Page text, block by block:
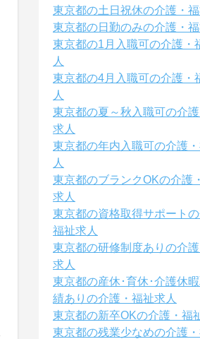
東京都の土日祝休の介護・福
東京都の日勤のみの介護・福
東京都の1月入職可の介護・
人
東京都の4月入職可の介護・
人
東京都の夏～秋入職可の介
求人
東京都の年内入職可の介護
人
東京都のブランクOKの介護
求人
東京都の資格取得サポートの
福祉求人
東京都の研修制度ありの介
求人
東京都の産休･育休･介護休
績ありの介護・福祉求人
東京都の新卒OKの介護・福
東京都の残業少なめの介護